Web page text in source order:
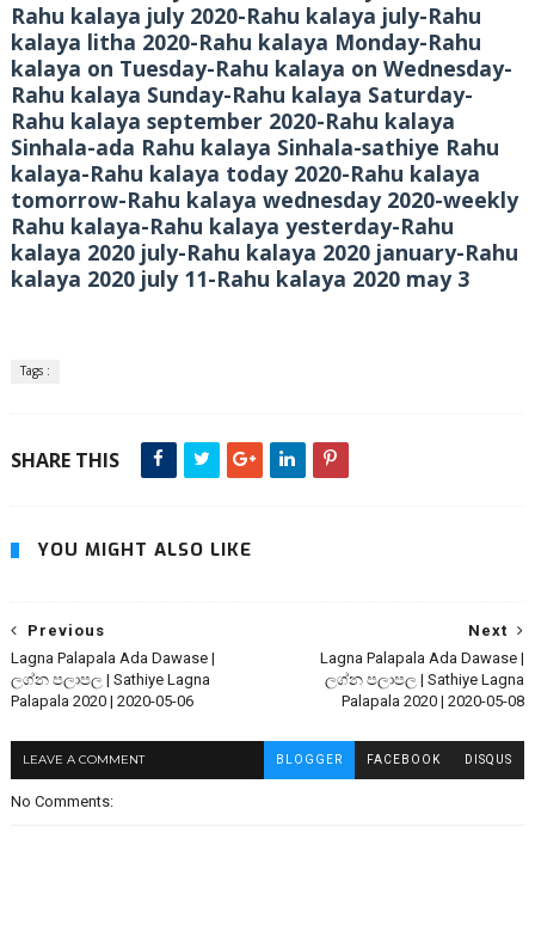
Rahu kalaya july 2020-Rahu kalaya july-Rahu
kalaya litha 2020-Rahu kalaya Monday-Rahu
kalaya on Tuesday-Rahu kalaya on Wednesday-
Rahu kalaya Sunday-Rahu kalaya Saturday-
Rahu kalaya september 2020-Rahu kalaya
Sinhala-ada Rahu kalaya Sinhala-sathiye Rahu
kalaya-Rahu kalaya today 2020-Rahu kalaya
tomorrow-Rahu kalaya wednesday 2020-weekly
Rahu kalaya-Rahu kalaya yesterday-Rahu
kalaya 2020 july-Rahu kalaya 2020 january-Rahu
kalaya 2020 july 11-Rahu kalaya 2020 may 3
Tags :
SHARE THIS
YOU MIGHT ALSO LIKE
Next
Lagna Palapala Ada Dawase |
ලග්න පලාපල | Sathiye Lagna
Palapala 2020 | 2020-05-08
Previous
Lagna Palapala Ada Dawase |
ලග්න පලාපල | Sathiye Lagna
Palapala 2020 | 2020-05-06
LEAVE A COMMENT BLOGGER FACEBOOK DISQUS
No Comments: